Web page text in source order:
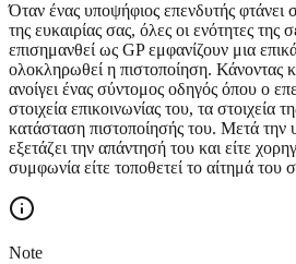
Όταν ένας υποψήφιος επενδυτής φτάνει
της ευκαιρίας σας, όλες οι ενότητες της
επισημανθεί ως GP εμφανίζουν μια
ολοκληρωθεί η πιστοποίηση. Κάνοντας
ανοίγει ένας σύντομος οδηγός όπου ο
στοιχεία επικοινωνίας του, τα στοιχεία
κατάσταση πιστοποίησής του. Μετά
εξετάζει την απάντησή του και είτε
συμφωνία είτε τοποθετεί το αίτημά του
Note